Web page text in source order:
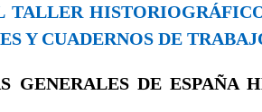
TALLER
Y CUADERNOS DE
GENERALES DE ESPAÑA